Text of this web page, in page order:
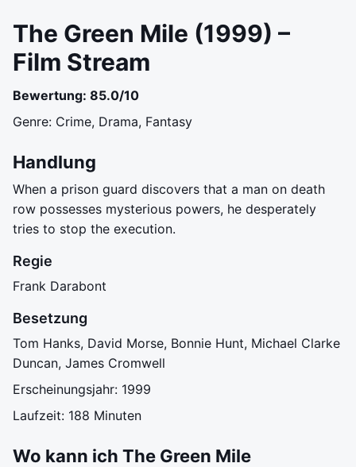
The Green Mile (1999) –
Film Stream
Bewertung: 85.0/10
Genre: Crime, Drama, Fantasy
Handlung
When a prison guard discovers that a man on death
row possesses mysterious powers, he desperately
tries to stop the execution.
Regie
Frank Darabont
Besetzung
Tom Hanks, David Morse, Bonnie Hunt, Michael Clarke
Duncan, James Cromwell
Erscheinungsjahr: 1999
Laufzeit: 188 Minuten
Wo kann ich The Green Mile